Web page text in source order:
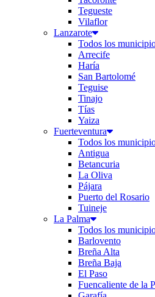
Tegueste
Vilaflor
Lanzarote
Todos los
Arrecife
Haría
San Bartolomé
Teguise
Tinajo
Tías
Yaiza
Fuerteventura
Todos los
Antigua
Betancuria
La Oliva
Pájara
Puerto del Rosario
Tuineje
La Palma
Todos los
Barlovento
Breña Alta
Breña Baja
El Paso
Fuencaliente de la